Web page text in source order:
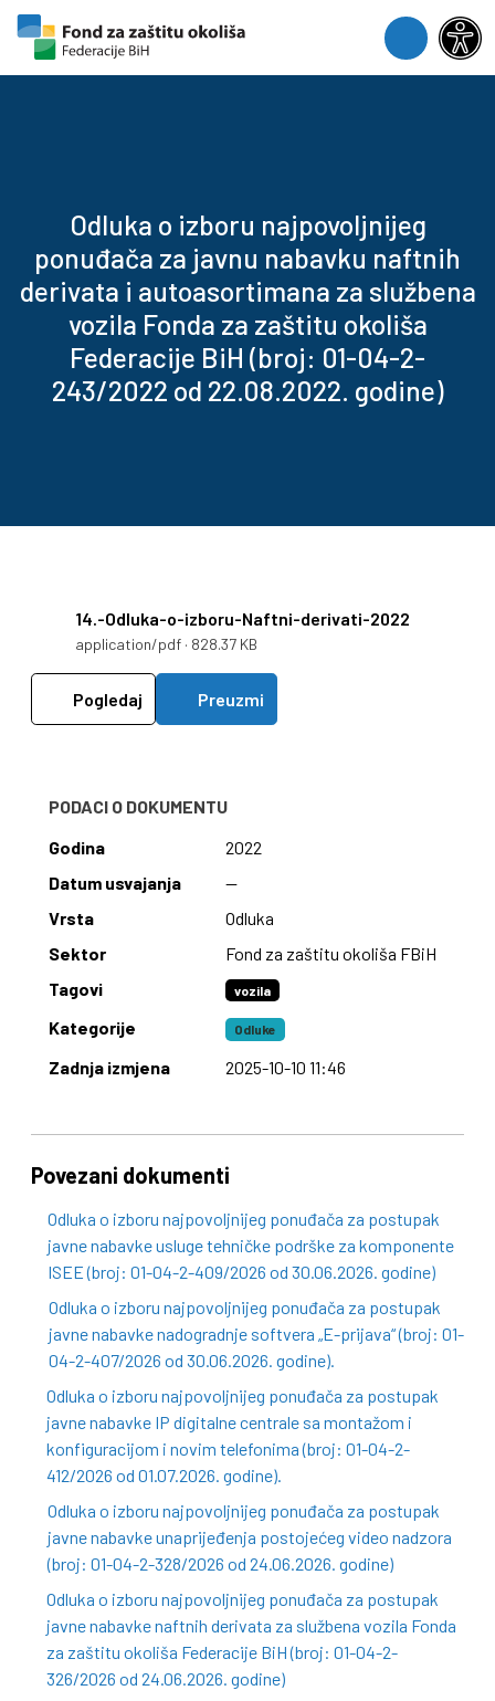
Skip to content
Skip to footer
Menu
Odluka o izboru najpovoljnijeg
ponuđača za javnu nabavku naftnih
derivata i autoasortimana za službena
vozila Fonda za zaštitu okoliša
Federacije BiH (broj: 01-04-2-
243/2022 od 22.08.2022. godine)
14.-Odluka-o-izboru-Naftni-derivati-2022
application/pdf · 828.37 KB
Pogledaj Preuzmi
PODACI O DOKUMENTU
Godina
2022
Datum usvajanja
—
Vrsta
Odluka
Sektor
Fond za zaštitu okoliša FBiH
Tagovi
vozila
Kategorije Odluke
Zadnja izmjena 2025-10-10 11:46
Povezani dokumenti
Odluka o izboru najpovoljnijeg ponuđača za postupak
javne nabavke usluge tehničke podrške za komponente
ISEE (broj: 01-04-2-409/2026 od 30.06.2026. godine)
Odluka o izboru najpovoljnijeg ponuđača za postupak
javne nabavke nadogradnje softvera „E-prijava“ (broj: 01-
04-2-407/2026 od 30.06.2026. godine).
Odluka o izboru najpovoljnijeg ponuđača za postupak
javne nabavke IP digitalne centrale sa montažom i
konfiguracijom i novim telefonima (broj: 01-04-2-
412/2026 od 01.07.2026. godine).
Odluka o izboru najpovoljnijeg ponuđača za postupak
javne nabavke unaprijeđenja postojećeg video nadzora
(broj: 01-04-2-328/2026 od 24.06.2026. godine)
Odluka o izboru najpovoljnijeg ponuđača za postupak
javne nabavke naftnih derivata za službena vozila Fonda
za zaštitu okoliša Federacije BiH (broj: 01-04-2-
326/2026 od 24.06.2026. godine)